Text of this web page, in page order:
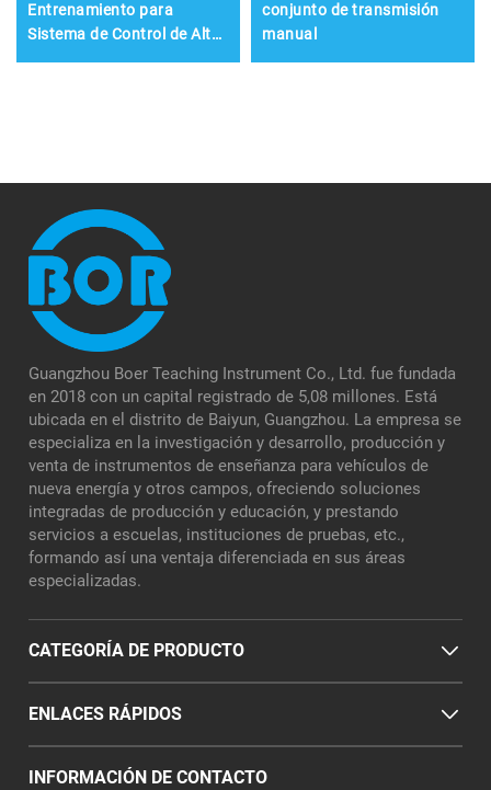
Entrenamiento para
Sistema de Control de Alta
conjunto de transmisión
manual
Guangzhou Boer Teaching Instrument Co., Ltd. fue fundada
en 2018 con un capital registrado de 5,08 millones. Está
ubicada en el distrito de Baiyun, Guangzhou. La empresa se
especializa en la investigación y desarrollo, producción y
venta de instrumentos de enseñanza para vehículos de
nueva energía y otros campos, ofreciendo soluciones
integradas de producción y educación, y prestando
servicios a escuelas, instituciones de pruebas, etc.,
formando así una ventaja diferenciada en sus áreas
especializadas.
CATEGORÍA DE PRODUCTO
ENLACES RÁPIDOS
INFORMACIÓN DE CONTACTO